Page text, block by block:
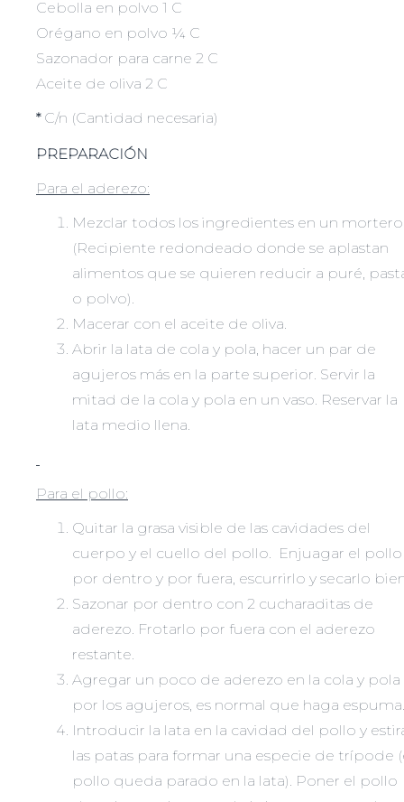
Cebolla en polvo 1 C
Orégano en polvo ¼ C
Sazonador para carne 2 C
Aceite de oliva 2 C
*C/n (Cantidad necesaria)
PREPARACIÓN
Para el aderezo:
Mezclar todos los ingredientes en un mortero
(Recipiente redondeado donde se aplastan
alimentos que se quieren reducir a puré,
o polvo).
Macerar con el aceite de oliva.
Abrir la lata de cola y pola, hacer un par de
agujeros más en la parte superior. Servir la
mitad de la cola y pola en un vaso. Reservar la
lata medio llena.
Para el pollo:
Quitar la grasa visible de las cavidades del
cuerpo y el cuello del pollo. Enjuagar el pollo
por dentro y por fuera, escurrirlo y secarlo
Sazonar por dentro con 2 cucharaditas de
aderezo. Frotarlo por fuera con el aderezo
restante.
Agregar un poco de aderezo en la cola y pola
por los agujeros, es normal que haga espuma.
Introducir la lata en la cavidad del pollo y
las patas para formar una especie de trípode
pollo queda parado en la lata). Poner el pollo